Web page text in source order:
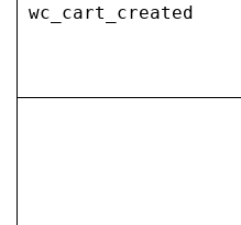
wc_cart_created